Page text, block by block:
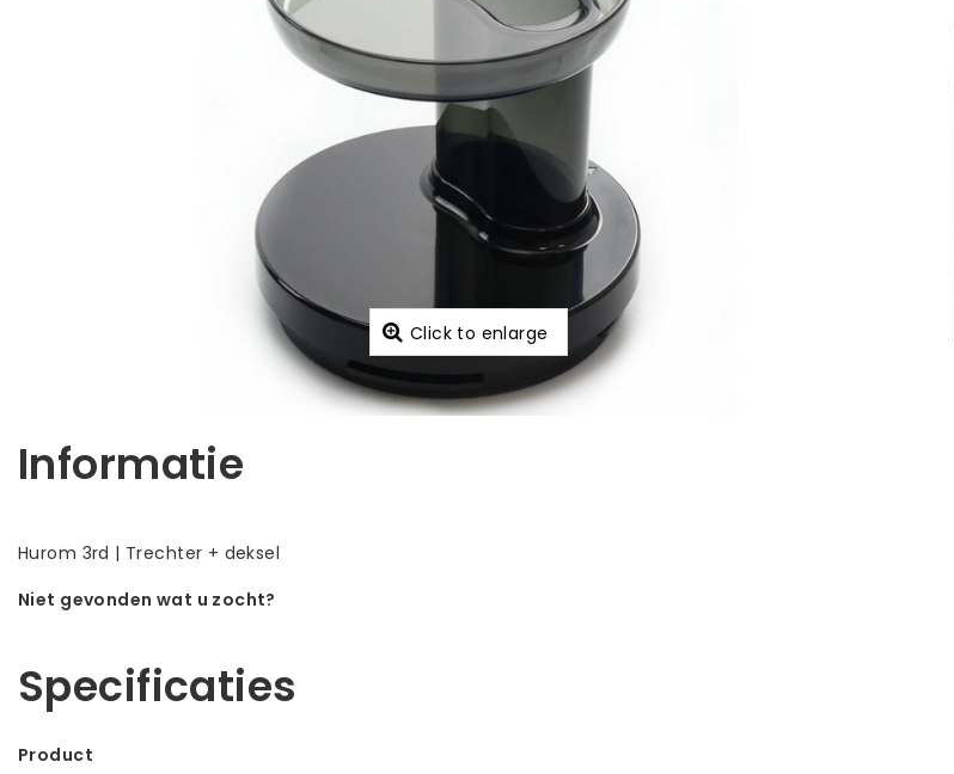
Click to enlarge
Informatie
Hurom 3rd | Trechter + deksel
Niet gevonden wat u zocht?
Specificaties
Product